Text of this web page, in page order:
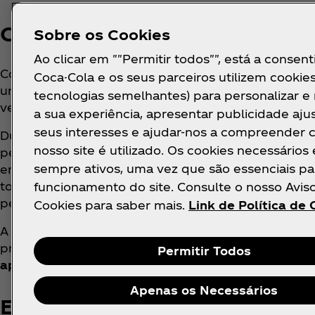
Campanha de comunicação
Com criatividade da OpenX by WPP e planificação
uma forte presença multimeios: TV, plataformas
verão.
Durante os meses de junho e julho, a marca leva
percorrerá mais de35 praias em 9 cidades, do
emblemáticas como Matosinhos, Espinho, Costa
total, serão distribuídos milhares de produtos
personalizada.
A campanha integrada incluirá também ativações
proporcionar experiências inesperadas e
apetece.
Edição limitada e
Sobre os Cookies
Ao clicar em ""Permitir todos"", está a
Coca-Cola e os seus parceiros utilizem
tecnologias semelhantes) para personalizar e
a sua experiência, apresentar publicidade
seus interesses e ajudar-nos a compreender
nosso site é utilizado. Os cookies necessários
sempre ativos, uma vez que são essenciais
funcionamento do site. Consulte o nosso
Cookies para saber mais. Link de Política de
Permitir Todos
Apenas os Necessários